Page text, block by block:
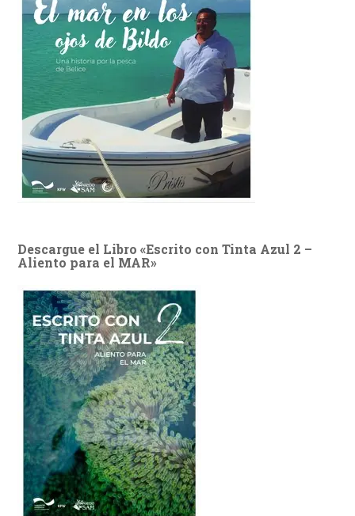
Descargue el Libro «Escrito con Tinta Azul 2 –
Aliento para el MAR»